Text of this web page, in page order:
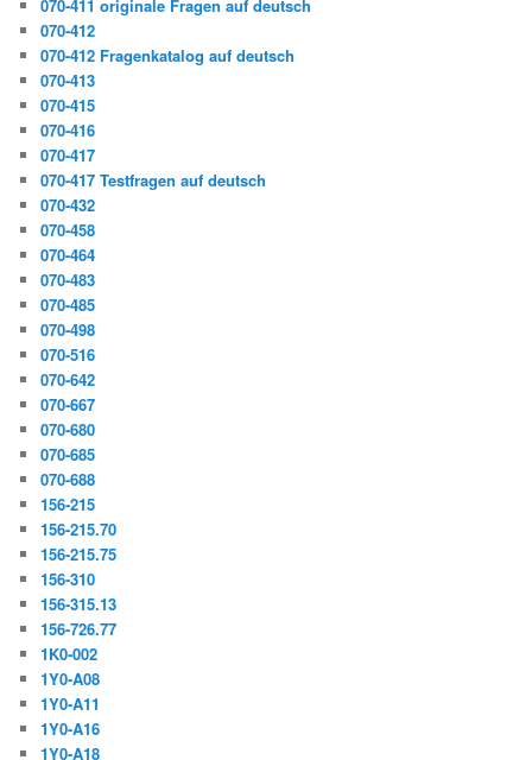
070-411 originale Fragen auf deutsch
070-412
070-412 Fragenkatalog auf deutsch
070-413
070-415
070-416
070-417
070-417 Testfragen auf deutsch
070-432
070-458
070-464
070-483
070-485
070-498
070-516
070-642
070-667
070-680
070-685
070-688
156-215
156-215.70
156-215.75
156-310
156-315.13
156-726.77
1K0-002
1Y0-A08
1Y0-A11
1Y0-A16
1Y0-A18